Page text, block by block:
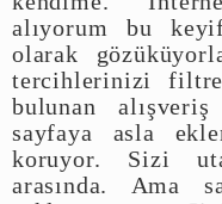
alıyorum bu
olarak
tercihlerinizi
bulunan
sayfaya asla
koruyor. Sizi
arasında. Ama